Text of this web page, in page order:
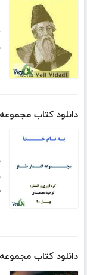
دانلود کتاب
دانلود کتاب